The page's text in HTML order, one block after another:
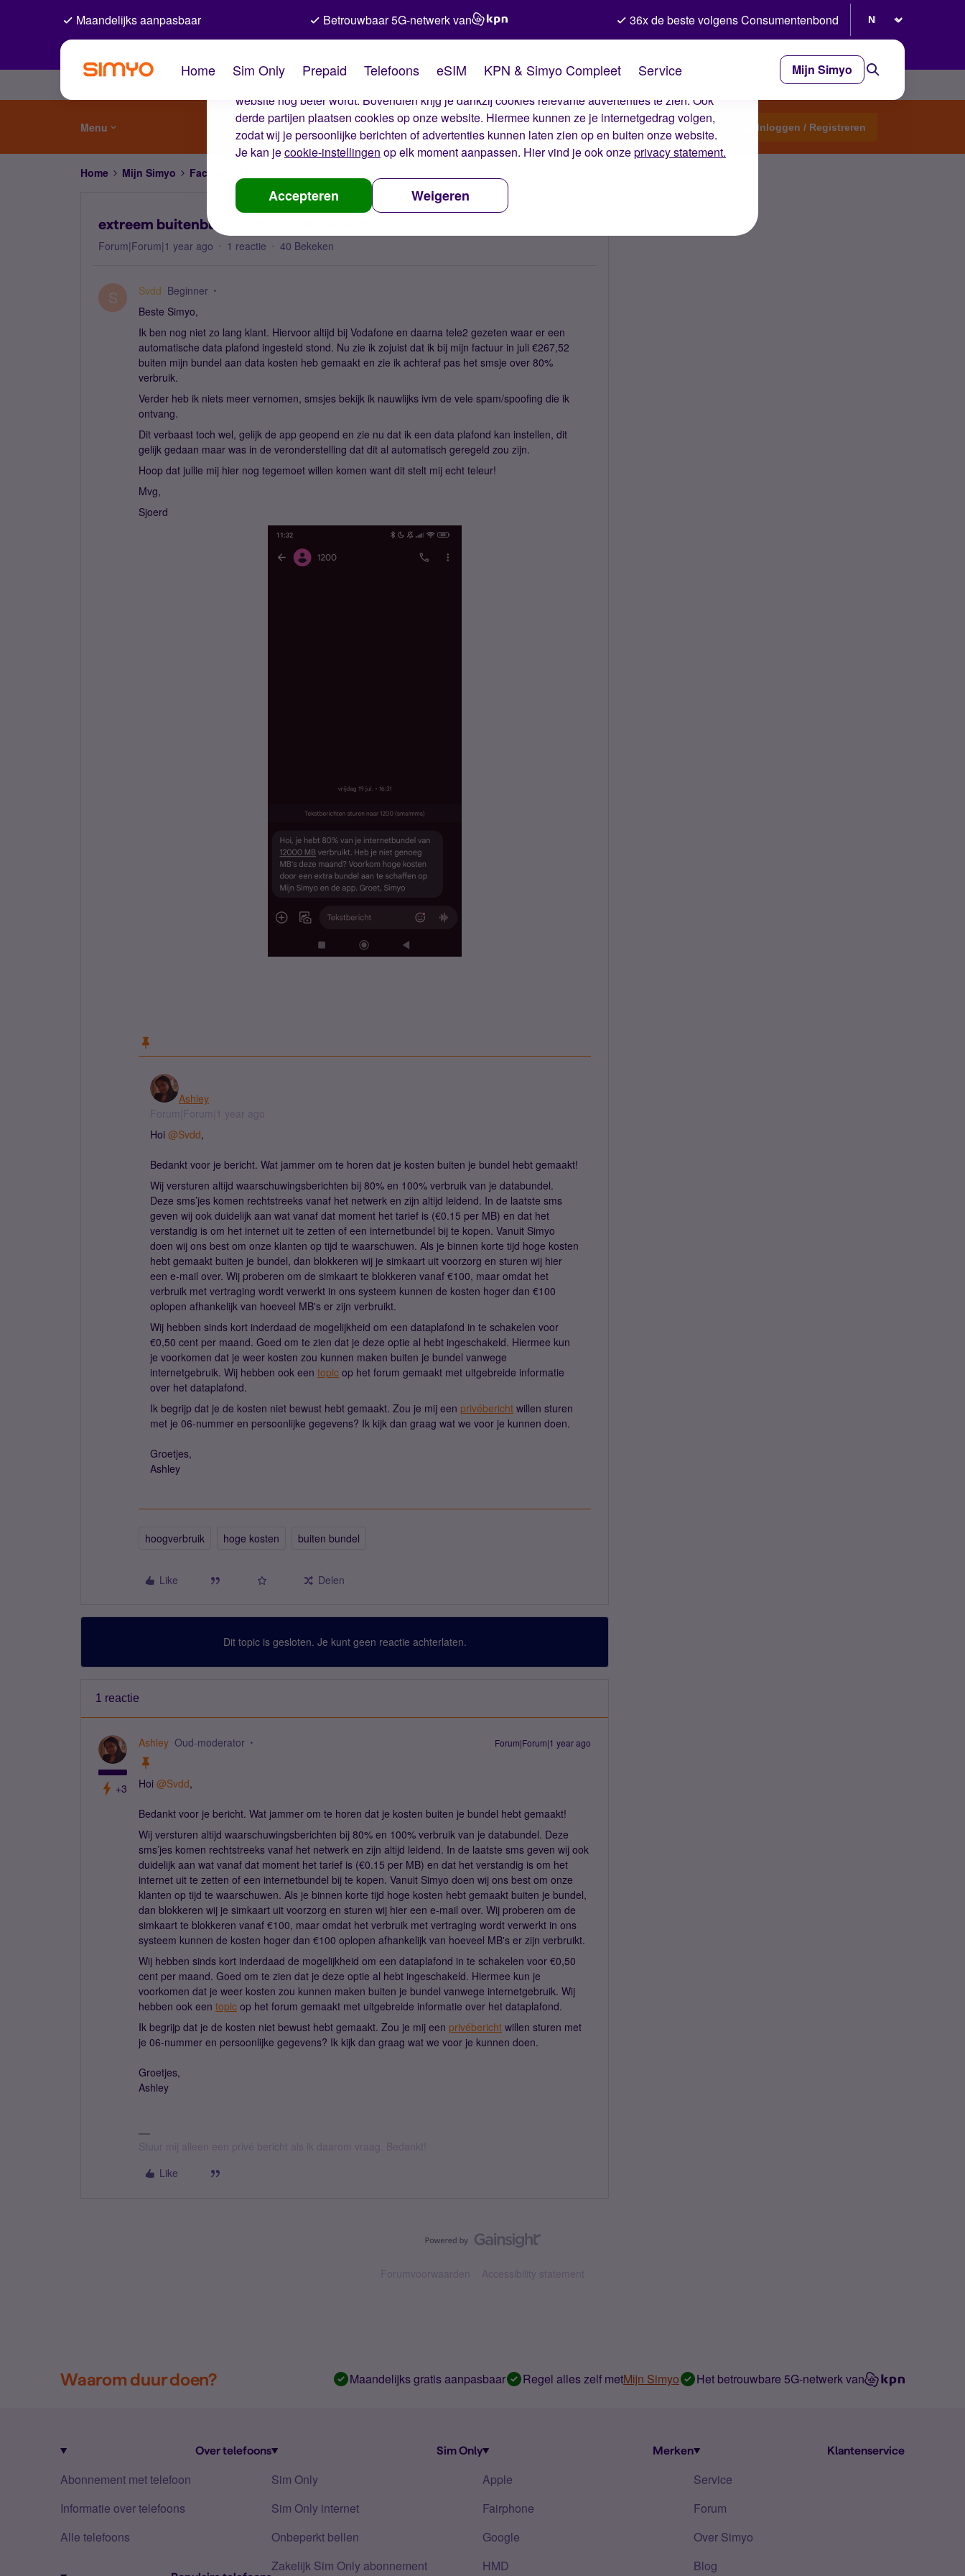
De cookies van Simyo
Wij gebruiken cookies op onze website. Met deze cookies zorgen wij ervoor dat je ervaring op de
website nog beter wordt. Bovendien krijg je dankzij cookies relevante advertenties te zien. Ook
derde partijen plaatsen cookies op onze website. Hiermee kunnen ze je internetgedrag volgen,
zodat wij je persoonlijke berichten of advertenties kunnen laten zien op en buiten onze website.
Je kan jecookie-instellingen op elk moment aanpassen. Hier vind je ook onzeprivacy statement.
Accepteren Weigeren
Maandelijks aanpasbaar Betrouwbaar 5G-netwerk van 36x de beste volgens Consumentenbond
Home Sim Only Prepaid Telefoons eSIM KPN & Simyo Compleet Service Mijn Simyo
Menu Start een topic Inloggen / Registreren
Home Mijn Simyo Factuur en betalen
extreem buitenbundel data verbruik, wat nu?
Forum|Forum|1 year ago 1 reactie 40 Bekeken
S Svdd Beginner
Beste Simyo,
Ik ben nog niet zo lang klant. Hiervoor altijd bij Vodafone en daarna tele2 gezeten waar er een
automatische data plafond ingesteld stond. Nu zie ik zojuist dat ik bij mijn factuur in juli €267,52
buiten mijn bundel aan data kosten heb gemaakt en zie ik achteraf pas het smsje over 80%
verbruik.
Verder heb ik niets meer vernomen, smsjes bekijk ik nauwlijks ivm de vele spam/spoofing die ik
ontvang.
Dit verbaast toch wel, gelijk de app geopend en zie nu dat ik een data plafond kan instellen, dit
gelijk gedaan maar was in de veronderstelling dat dit al automatisch geregeld zou zijn.
Hoop dat jullie mij hier nog tegemoet willen komen want dit stelt mij echt teleur!
Mvg,
Sjoerd
Ashley
Forum|Forum|1 year ago
Hoi @Svdd,
Bedankt voor je bericht. Wat jammer om te horen dat je kosten buiten je bundel hebt gemaakt!
Wij versturen altijd waarschuwingsberichten bij 80% en 100% verbruik van je databundel.
Deze sms’jes komen rechtstreeks vanaf het netwerk en zijn altijd leidend. In de laatste sms
geven wij ook duidelijk aan wat vanaf dat moment het tarief is (€0.15 per MB) en dat het
verstandig is om het internet uit te zetten of een internetbundel bij te kopen. Vanuit Simyo
doen wij ons best om onze klanten op tijd te waarschuwen. Als je binnen korte tijd hoge kosten
hebt gemaakt buiten je bundel, dan blokkeren wij je simkaart uit voorzorg en sturen wij hier
een e-mail over. Wij proberen om de simkaart te blokkeren vanaf €100, maar omdat het
verbruik met vertraging wordt verwerkt in ons systeem kunnen de kosten hoger dan €100
oplopen afhankelijk van hoeveel MB's er zijn verbruikt.
Wij hebben sinds kort inderdaad de mogelijkheid om een dataplafond in te schakelen voor
€0,50 cent per maand. Goed om te zien dat je deze optie al hebt ingeschakeld. Hiermee kun
je voorkomen dat je weer kosten zou kunnen maken buiten je bundel vanwege
internetgebruik. Wij hebben ook een topic op het forum gemaakt met uitgebreide informatie
over het dataplafond.
Ik begrijp dat je de kosten niet bewust hebt gemaakt. Zou je mij een privébericht willen sturen
met je 06-nummer en persoonlijke gegevens? Ik kijk dan graag wat we voor je kunnen doen.
Groetjes,
Ashley
hoogverbruik hoge kosten buiten bundel
Like Delen
Dit topic is gesloten. Je kunt geen reactie achterlaten.
1 reactie
+3
Ashley Oud-moderator Forum|Forum|1 year ago
Hoi @Svdd,
Bedankt voor je bericht. Wat jammer om te horen dat je kosten buiten je bundel hebt gemaakt!
Wij versturen altijd waarschuwingsberichten bij 80% en 100% verbruik van je databundel. Deze
sms’jes komen rechtstreeks vanaf het netwerk en zijn altijd leidend. In de laatste sms geven wij ook
duidelijk aan wat vanaf dat moment het tarief is (€0.15 per MB) en dat het verstandig is om het
internet uit te zetten of een internetbundel bij te kopen. Vanuit Simyo doen wij ons best om onze
klanten op tijd te waarschuwen. Als je binnen korte tijd hoge kosten hebt gemaakt buiten je bundel,
dan blokkeren wij je simkaart uit voorzorg en sturen wij hier een e-mail over. Wij proberen om de
simkaart te blokkeren vanaf €100, maar omdat het verbruik met vertraging wordt verwerkt in ons
systeem kunnen de kosten hoger dan €100 oplopen afhankelijk van hoeveel MB's er zijn verbruikt.
Wij hebben sinds kort inderdaad de mogelijkheid om een dataplafond in te schakelen voor €0,50
cent per maand. Goed om te zien dat je deze optie al hebt ingeschakeld. Hiermee kun je
voorkomen dat je weer kosten zou kunnen maken buiten je bundel vanwege internetgebruik. Wij
hebben ook een topic op het forum gemaakt met uitgebreide informatie over het dataplafond.
Ik begrijp dat je de kosten niet bewust hebt gemaakt. Zou je mij een privébericht willen sturen met
je 06-nummer en persoonlijke gegevens? Ik kijk dan graag wat we voor je kunnen doen.
Groetjes,
Ashley
Stuur mij alleen een privé bericht als ik daarom vraag. Bedankt!
Like
Forumvoorwaarden Accessibility statement
Waarom duur doen? Maandelijks gratis aanpasbaar Regel alles zelf metMijn Simyo Het betrouwbare 5G-netwerk van
Over telefoons
Abonnement met telefoon
Informatie over telefoons
Alle telefoons
Sim Only
Sim Only
Sim Only internet
Onbeperkt bellen
Zakelijk Sim Only abonnement
Merken
Apple
Fairphone
Google
HMD
Klantenservice
Service
Forum
Over Simyo
Blog